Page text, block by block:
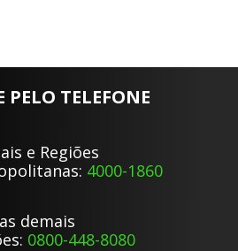
PELO TELEFONE
e Regiões
4000-1860
demais
0800-448-8080